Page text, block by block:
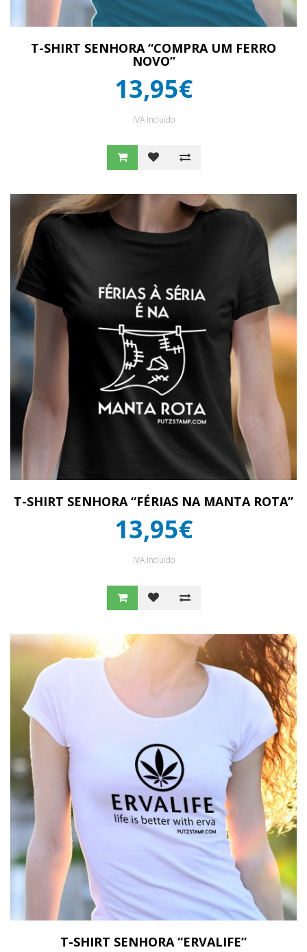
T-SHIRT SENHORA “COMPRA UM FERRO
NOVO”
13,95€
IVA Incluído
T-SHIRT SENHORA “FÉRIAS NA MANTA ROTA”
13,95€
IVA Incluído
T-SHIRT SENHORA “ERVALIFE”